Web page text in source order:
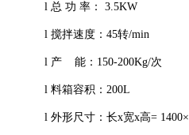
l 总 功 率： 3.5KW
l 搅拌速度： 45转/min
l 产 能： 150-200Kg/次
l 料箱容积： 200L
l 外形尺寸：长x宽x高= 1400×